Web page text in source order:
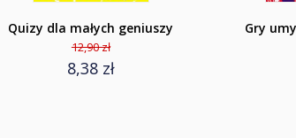
Quizy dla małych geniuszy
12,90 zł
8,38 zł
Gry